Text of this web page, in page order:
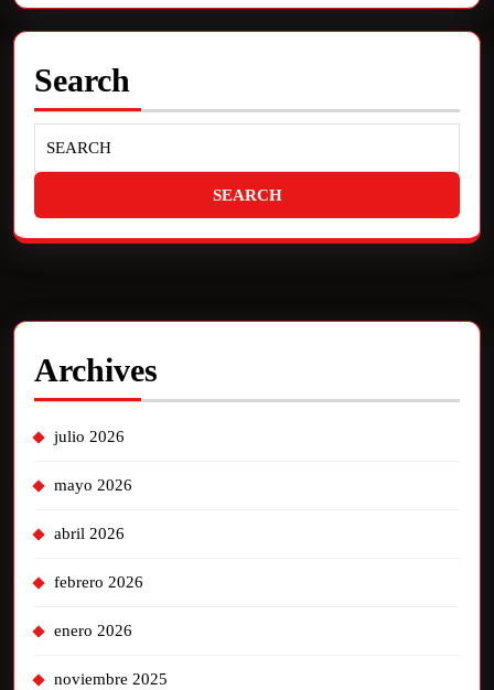
Search
Archives
julio 2026
mayo 2026
abril 2026
febrero 2026
enero 2026
noviembre 2025